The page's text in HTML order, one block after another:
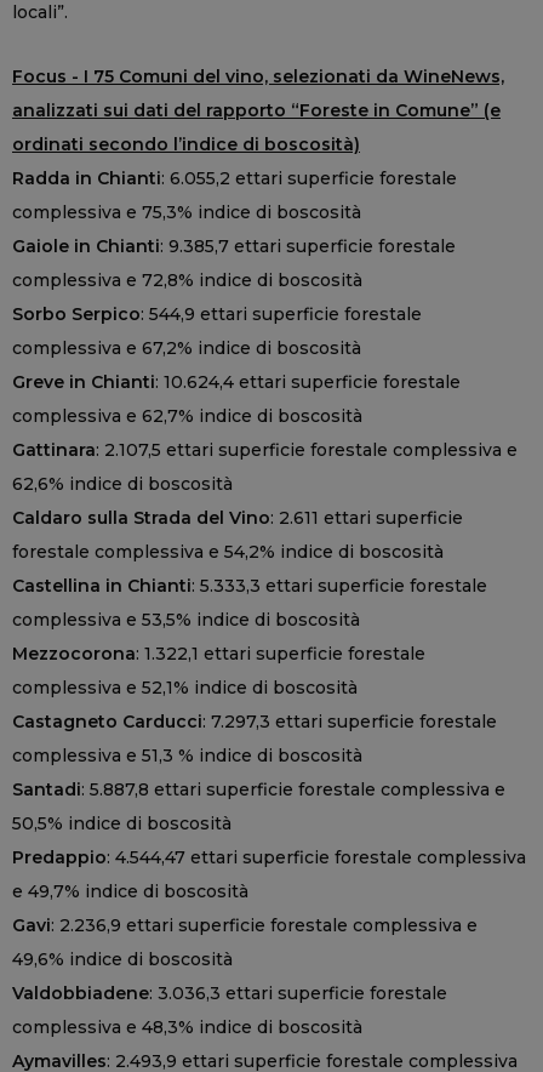
locali”.
Focus - I 75 Comuni del vino, selezionati da WineNews,
analizzati sui dati del rapporto “Foreste in Comune” (e
ordinati secondo l’indice di boscosità)
Radda in Chianti: 6.055,2 ettari superficie forestale
complessiva e 75,3% indice di boscosità
Gaiole in Chianti: 9.385,7 ettari superficie forestale
complessiva e 72,8% indice di boscosità
Sorbo Serpico: 544,9 ettari superficie forestale
complessiva e 67,2% indice di boscosità
Greve in Chianti: 10.624,4 ettari superficie forestale
complessiva e 62,7% indice di boscosità
Gattinara: 2.107,5 ettari superficie forestale complessiva e
62,6% indice di boscosità
Caldaro sulla Strada del Vino: 2.611 ettari superficie
forestale complessiva e 54,2% indice di boscosità
Castellina in Chianti: 5.333,3 ettari superficie forestale
complessiva e 53,5% indice di boscosità
Mezzocorona: 1.322,1 ettari superficie forestale
complessiva e 52,1% indice di boscosità
Castagneto Carducci: 7.297,3 ettari superficie forestale
complessiva e 51,3 % indice di boscosità
Santadi: 5.887,8 ettari superficie forestale complessiva e
50,5% indice di boscosità
Predappio: 4.544,47 ettari superficie forestale complessiva
e 49,7% indice di boscosità
Gavi: 2.236,9 ettari superficie forestale complessiva e
49,6% indice di boscosità
Valdobbiadene: 3.036,3 ettari superficie forestale
complessiva e 48,3% indice di boscosità
Aymavilles: 2.493,9 ettari superficie forestale complessiva